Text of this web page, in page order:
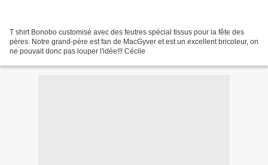
T shirt Bonobo customisé avec des feutres spécial tissus pour la fête des
pères. Notre grand-père est fan de MacGyver et est un excellent bricoleur, on
ne pouvait donc pas louper l'idée!!! Cécile